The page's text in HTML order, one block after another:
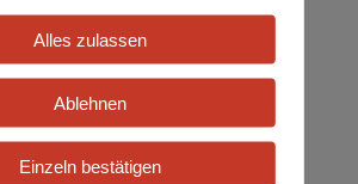
das!
Alles zulassen
Ablehnen
Einzeln bestätigen